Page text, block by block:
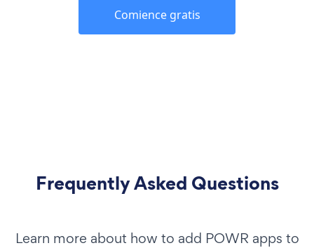
Comience gratis
Frequently Asked Questions
Learn more about how to add POWR apps to